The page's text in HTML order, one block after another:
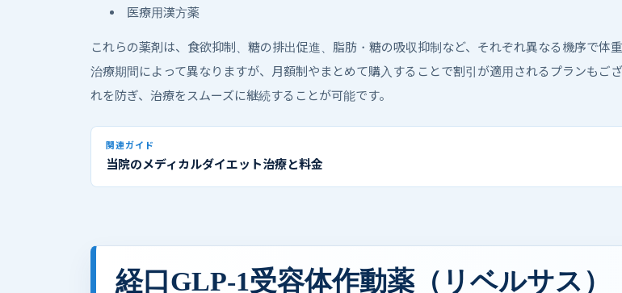
医療用漢方薬
これらの薬剤は、食欲抑制、糖の排出促進、脂肪・糖の吸収抑制など、それぞれ異なる機序で体
治療期間によって異なりますが、月額制やまとめて購入することで割引が適用されるプランもご
れを防ぎ、治療をスムーズに継続することが可能です。
関連ガイド
当院のメディカルダイエット治療と料金
経口GLP-1受容体作動薬（リベルサス）